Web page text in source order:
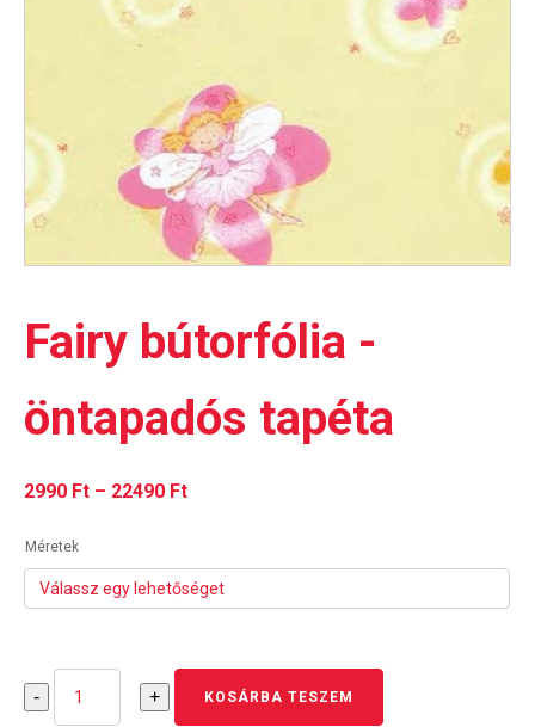
Fairy bútorfólia -
öntapadós tapéta
2990 Ft – 22490 FtÁrtartomány:
22490 Ft
Méretek
-
Fairy
+ KOSÁRBA TESZEM